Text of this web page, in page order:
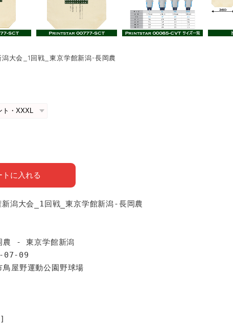
大会_1回戦_東京学館新潟-長岡農
トに入れる
潟大会_1回戦_東京学館新潟-長岡農
農 - 東京学館新潟
07-09
屋野運動公園野球場